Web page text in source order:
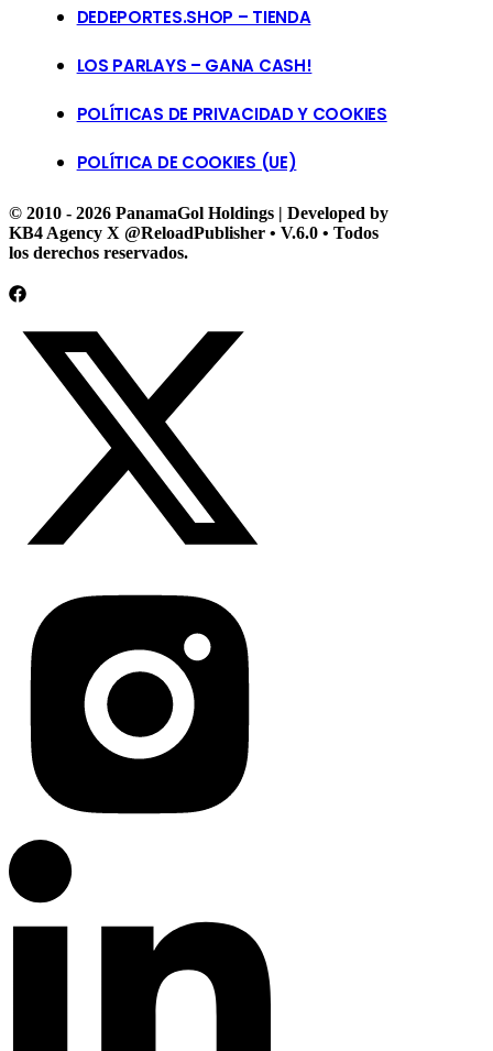
DEDEPORTES.SHOP – TIENDA
LOS PARLAYS – GANA CASH!
POLÍTICAS DE PRIVACIDAD Y COOKIES
POLÍTICA DE COOKIES (UE)
© 2010 - 2026 PanamaGol Holdings | Developed by
KB4 Agency X @ReloadPublisher • V.6.0 • Todos
los derechos reservados.